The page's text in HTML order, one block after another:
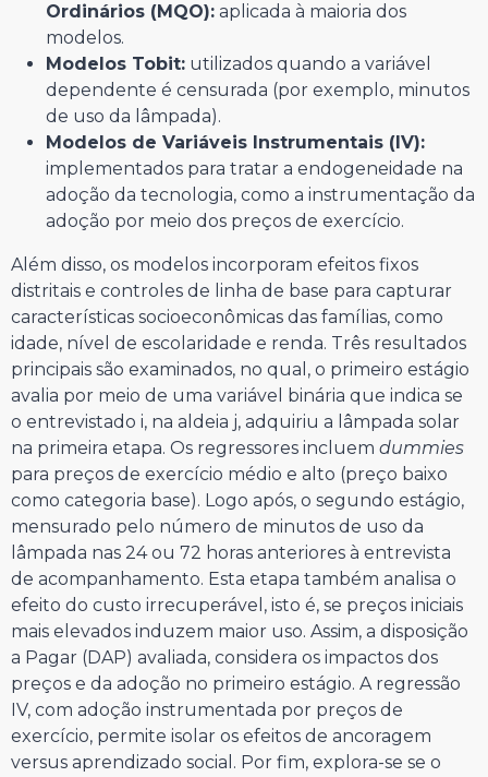
Ordinários (MQO): aplicada à maioria dos
modelos.
Modelos Tobit: utilizados quando a variável
dependente é censurada (por exemplo, minutos
de uso da lâmpada).
Modelos de Variáveis Instrumentais (IV):
implementados para tratar a endogeneidade na
adoção da tecnologia, como a instrumentação da
adoção por meio dos preços de exercício.
Além disso, os modelos incorporam efeitos fixos
distritais e controles de linha de base para capturar
características socioeconômicas das famílias, como
idade, nível de escolaridade e renda. Três resultados
principais são examinados, no qual, o primeiro estágio
avalia por meio de uma variável binária que indica se
o entrevistado i, na aldeia j, adquiriu a lâmpada solar
na primeira etapa. Os regressores incluem dummies
para preços de exercício médio e alto (preço baixo
como categoria base). Logo após, o segundo estágio,
mensurado pelo número de minutos de uso da
lâmpada nas 24 ou 72 horas anteriores à entrevista
de acompanhamento. Esta etapa também analisa o
efeito do custo irrecuperável, isto é, se preços iniciais
mais elevados induzem maior uso. Assim, a disposição
a Pagar (DAP) avaliada, considera os impactos dos
preços e da adoção no primeiro estágio. A regressão
IV, com adoção instrumentada por preços de
exercício, permite isolar os efeitos de ancoragem
versus aprendizado social. Por fim, explora-se se o